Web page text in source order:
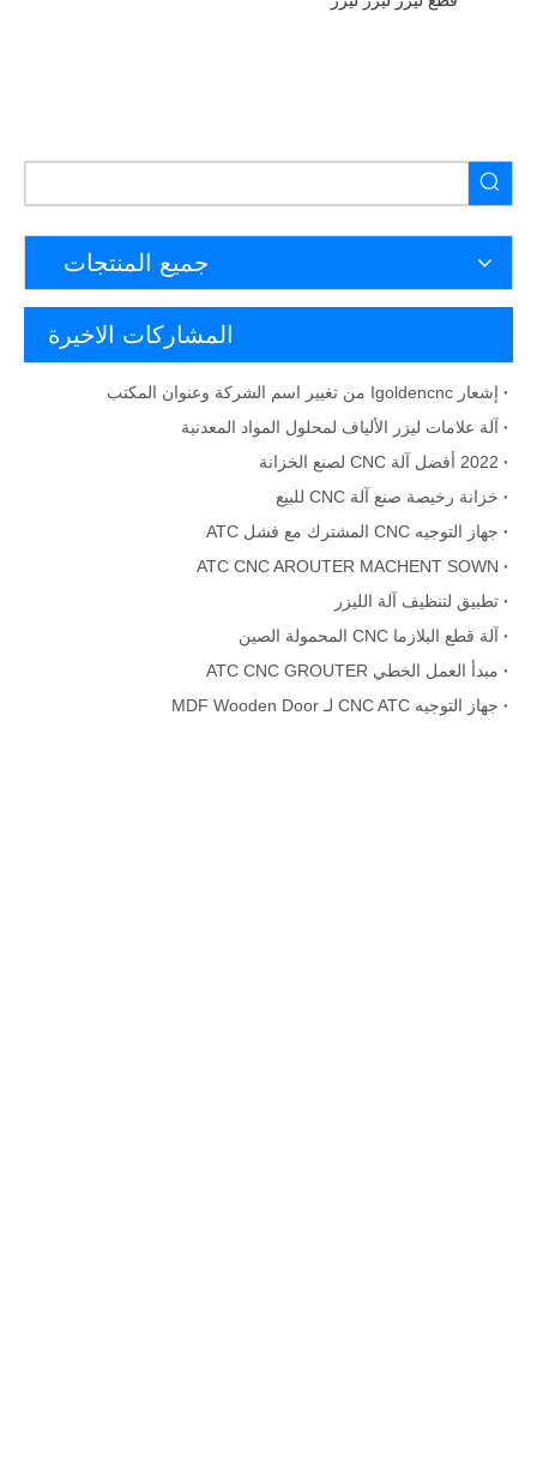
جميع المنتجات
المشاركات الاخيرة
إشعار Igoldencnc من تغيير اسم الشركة وعنوان المكتب
آلة علامات ليزر الألياف لمحلول المواد المعدنية
2022 أفضل آلة CNC لصنع الخزانة
خزانة رخيصة صنع آلة CNC للبيع
جهاز التوجيه CNC المشترك مع فشل ATC
ATC CNC AROUTER MACHENT SOWN
تطبيق لتنظيف آلة الليزر
آلة قطع البلازما CNC المحمولة الصين
مبدأ العمل الخطي ATC CNC GROUTER
جهاز التوجيه CNC ATC لـ MDF Wooden Door